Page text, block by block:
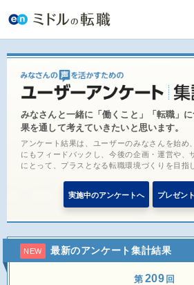
みなさんと一緒に「働くこと」「転職」
果を通して考えていきたいと思います。
アンケート結果は、ユーザーのみなさんを始め
にもフィードバックし、今後の企画・運営や、
にとって、プラスとなる転職環境づくりを目指
実施中のアンケートへ プレゼン
NEW 最新のアンケート集計結果
第 209 回